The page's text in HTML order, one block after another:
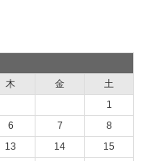
木 金
土
1
6 7
8
13 14
15